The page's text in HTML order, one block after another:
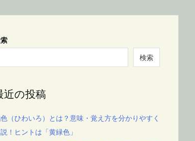
検索
近の投稿
（ひわいろ）とは？意味・覚え方を分かりやすく
！ヒントは「黄緑色」